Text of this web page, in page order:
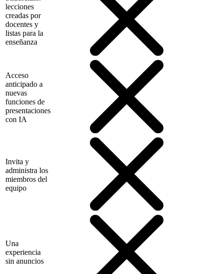
lecciones
creadas por
docentes y
listas para la
enseñanza
Acceso
anticipado a
nuevas
funciones de
presentaciones
con IA
Invita y
administra los
miembros del
equipo
Una
experiencia
sin anuncios